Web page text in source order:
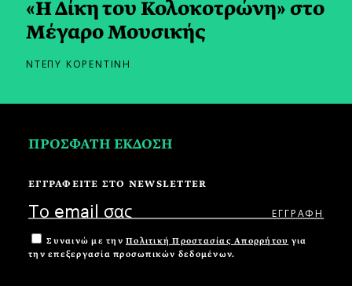
«Η Δίκη του Κολοκοτρώνη» στο
Μέγαρο Μουσικής
ΝΤΕΠΥ ΚΟΡΕΝΤΙΝΗ
ΠΡΟΣΦΑΤΗ ΕΚΔΟΣΗ
ΕΓΓΡΑΦΕΙΤΕ ΣΤΟ NEWSLETTER
Συναινώ με την Πολιτική Προστασίας Απορρήτου για
την επεξεργασία προσωπικών δεδομένων.